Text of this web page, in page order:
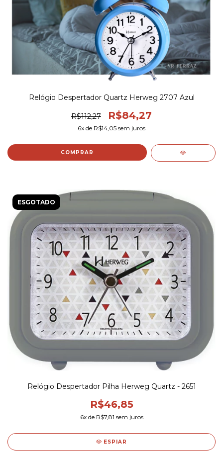
Relógio Despertador Quartz Herweg 2707 Azul
R$112,27 R$84,27
6x de R$14,05 sem juros
ESGOTADO
Relógio Despertador Pilha Herweg Quartz - 2651
R$46,85
6x de R$7,81 sem juros
ESPIAR